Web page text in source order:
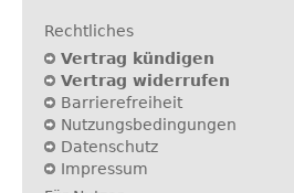
Rechtliches
Vertrag kündigen
Vertrag widerrufen
Barrierefreiheit
Nutzungsbedingungen
Datenschutz
Impressum